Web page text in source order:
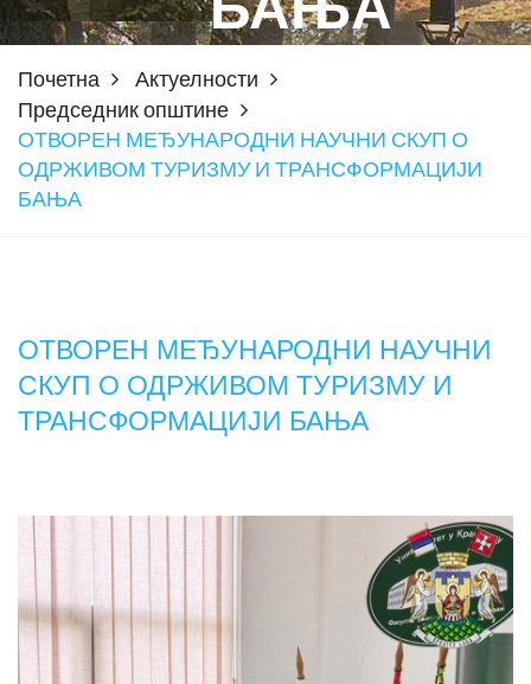
Почетна
Актуелности
Председник општине
ОТВОРЕН МЕЂУНАРОДНИ НАУЧНИ СКУП О
ОДРЖИВОМ ТУРИЗМУ И ТРАНСФОРМАЦИЈИ
БАЊА
ОТВОРЕН МЕЂУНАРОДНИ НАУЧНИ
СКУП О ОДРЖИВОМ ТУРИЗМУ И
ТРАНСФОРМАЦИЈИ БАЊА